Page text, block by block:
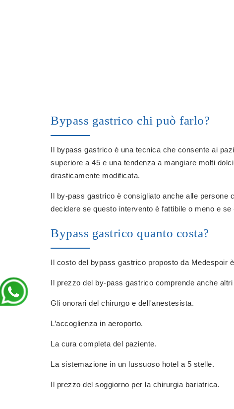
Bypass gastrico chi può farlo?
Il bypass gastrico è una tecnica che consente ai
superiore a 45 e una tendenza a mangiare molti
drasticamente modificata.
Il by-pass gastrico è consigliato anche alle persone
decidere se questo intervento è fattibile o meno e
Bypass gastrico quanto costa?
Il costo del bypass gastrico proposto da Medespoir
Il prezzo del by-pass gastrico comprende anche
Gli onorari del chirurgo e dell'anestesista.
L’accoglienza in aeroporto.
La cura completa del paziente.
La sistemazione in un lussuoso hotel a 5 stelle.
Il prezzo del soggiorno per la chirurgia bariatrica.